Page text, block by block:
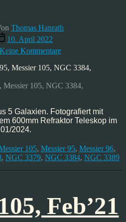
Thomas Hanrath
10. April 2022
Keine Kommentarezu
Galaxiengruppe
M96,
Messier 105, NGC 3384,
5 Galaxien. Fotografiert mit
600mm Refraktor Teleskop im
2024.
105, Messier 95, Messier 96,
, NGC 3379, NGC 3384, NGC 3389
Feb’21